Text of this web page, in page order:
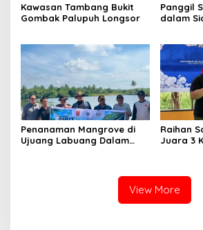
Kawasan Tambang Bukit
Gombak Palupuh Longsor
Panggil
dalam
Penanaman Mangrove di
Ujuang Labuang Dalam
Raihan
Juara 3
View More